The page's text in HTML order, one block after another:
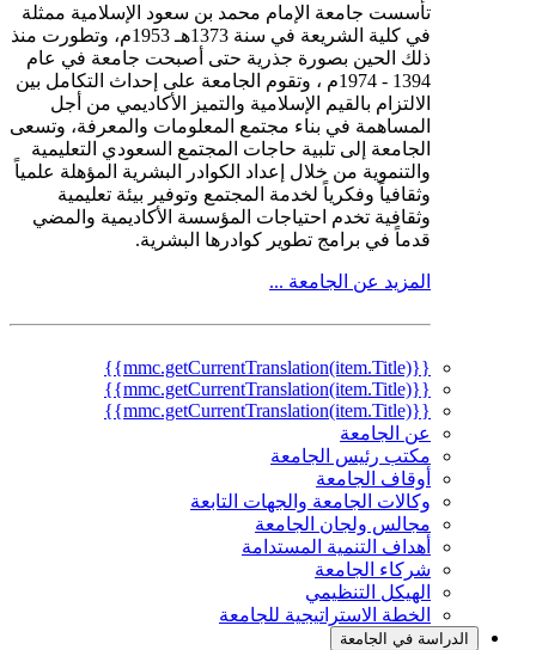
تأسست جامعة الإمام محمد بن سعود الإسلامية ممثلة
في كلية الشريعة في سنة 1373هـ 1953م، وتطورت منذ
ذلك الحين بصورة جذرية حتى أصبحت جامعة في عام
1394 - 1974م ، وتقوم الجامعة على إحداث التكامل بين
الالتزام بالقيم الإسلامية والتميز الأكاديمي من أجل
المساهمة في بناء مجتمع المعلومات والمعرفة، وتسعى
الجامعة إلى تلبية حاجات المجتمع السعودي التعليمية
والتنموية من خلال إعداد الكوادر البشرية المؤهلة علمياً
وثقافياً وفكرياً لخدمة المجتمع وتوفير بيئة تعليمية
وثقافية تخدم احتياجات المؤسسة الأكاديمية والمضي
قدماً في برامج تطوير كوادرها البشرية.
المزيد عن الجامعة ...
{{mmc.getCurrentTranslation(item.Title)}}
{{mmc.getCurrentTranslation(item.Title)}}
{{mmc.getCurrentTranslation(item.Title)}}
عن الجامعة
مكتب رئيس الجامعة
أوقاف الجامعة
وكالات الجامعة والجهات التابعة
مجالس ولجان الجامعة
أهداف التنمية المستدامة
شركاء الجامعة
الهيكل التنظيمي
الخطة الاستراتيجية للجامعة
الدراسة في الجامعة